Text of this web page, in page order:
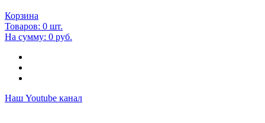
Корзина
Товаров: 0 шт.
На сумму: 0 руб.
Наш Youtube канал